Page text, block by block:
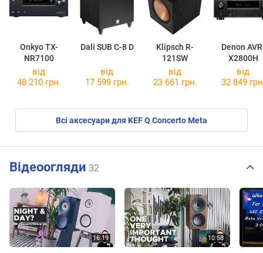
Onkyo TX-
NR7100
Dali SUB C-8 D
Klipsch R-
121SW
Denon
X2800H
від
48 210 грн.
від
17 599 грн.
від
23 661 грн.
від
32 849
Всі аксесуари для KEF Q Concerto Meta
Відеоогляди 32